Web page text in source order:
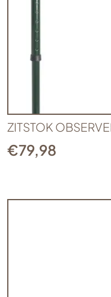
ZITSTOK
€79,98